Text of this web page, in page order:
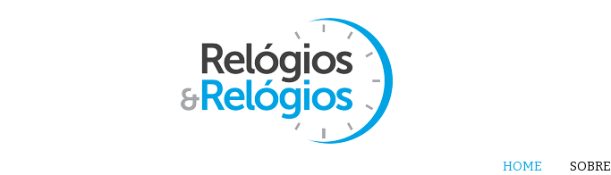
HOME SOBRE